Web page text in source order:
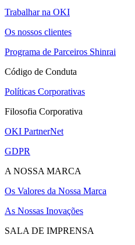
Trabalhar na OKI
Os nossos clientes
Programa de Parceiros Shinrai
Código de Conduta
Políticas Corporativas
Filosofia Corporativa
OKI PartnerNet
GDPR
A NOSSA MARCA
Os Valores da Nossa Marca
As Nossas Inovações
SALA DE IMPRENSA